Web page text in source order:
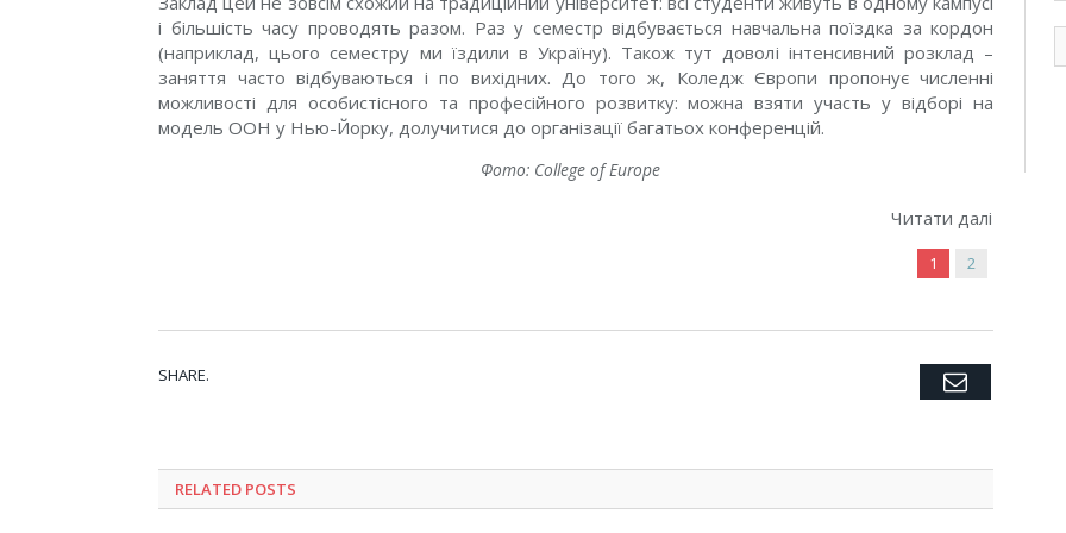
і більшість часу проводять разом. Раз у семестр відбувається навчальна поїздка за кордон
(наприклад, цього семестру ми їздили в Україну). Також тут доволі інтенсивний розклад –
заняття часто відбуваються і по вихідних. До того ж, Коледж Європи пропонує численні
можливості для особистісного та професійного розвитку: можна взяти участь у відборі на
модель ООН у Нью-Йорку, долучитися до організації багатьох конференцій.
Фото: College of Europe
Читати далі
1 2
SHARE. Twitter
Facebook
Google+
Pinterest
LinkedIn
TumblrEmail
RELATED POSTS